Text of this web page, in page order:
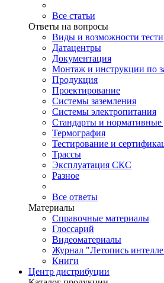
Все статьи
Ответы на вопросы
Виды и возможности
Датацентры
Документация
Монтаж и инструкции по
Продукция
Проектирование
Системы заземления
Системы электропитания
Стандарты и
Термография
Тестирование и
Трассы
Эксплуатация СКС
Разное
Все ответы
Материалы
Справочные материалы
Глоссарий
Видеоматериалы
Журнал "Летопись
Книги
Центр дистрибуции